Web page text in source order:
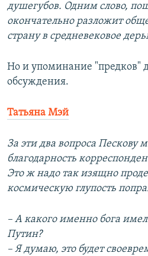
душегубов. Одним слово,
окончательно разложит
страну в средневековое
Но и упоминание "предков"
обсуждения.
Татьяна Мэй
За эти два вопроса Пескову
благодарность
Это ж надо так изящно
космическую глупость
– А какого именно бога
Путин?
– Я думаю, это будет